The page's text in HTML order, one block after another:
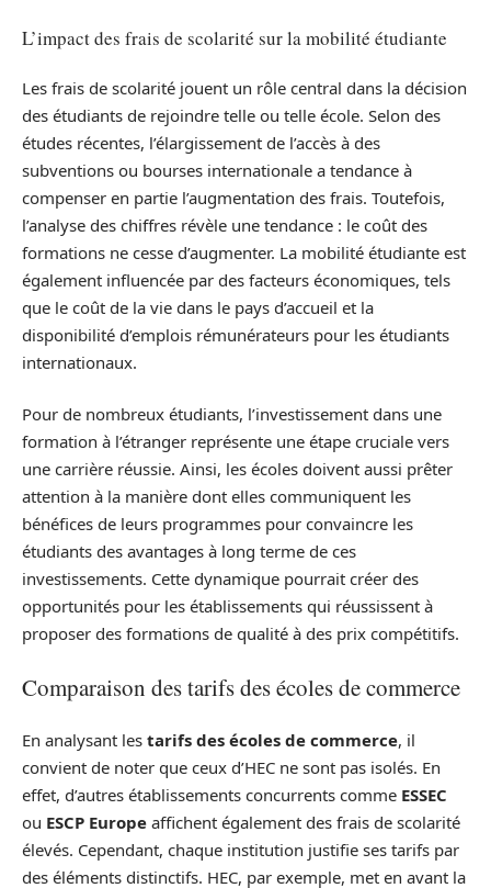
L’impact des frais de scolarité sur la mobilité étudiante
Les frais de scolarité jouent un rôle central dans la décision
des étudiants de rejoindre telle ou telle école. Selon des
études récentes, l’élargissement de l’accès à des
subventions ou bourses internationale a tendance à
compenser en partie l’augmentation des frais. Toutefois,
l’analyse des chiffres révèle une tendance : le coût des
formations ne cesse d’augmenter. La mobilité étudiante est
également influencée par des facteurs économiques, tels
que le coût de la vie dans le pays d’accueil et la
disponibilité d’emplois rémunérateurs pour les étudiants
internationaux.
Pour de nombreux étudiants, l’investissement dans une
formation à l’étranger représente une étape cruciale vers
une carrière réussie. Ainsi, les écoles doivent aussi prêter
attention à la manière dont elles communiquent les
bénéfices de leurs programmes pour convaincre les
étudiants des avantages à long terme de ces
investissements. Cette dynamique pourrait créer des
opportunités pour les établissements qui réussissent à
proposer des formations de qualité à des prix compétitifs.
Comparaison des tarifs des écoles de commerce
En analysant les tarifs des écoles de commerce, il
convient de noter que ceux d’HEC ne sont pas isolés. En
effet, d’autres établissements concurrents comme ESSEC
ou ESCP Europe affichent également des frais de scolarité
élevés. Cependant, chaque institution justifie ses tarifs par
des éléments distinctifs. HEC, par exemple, met en avant la